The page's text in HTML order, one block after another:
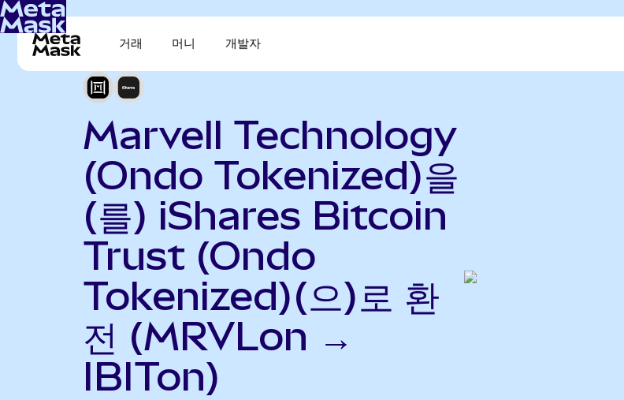
거래 머니 개발자
Marvell Technology
(Ondo Tokenized)을
(를) iShares Bitcoin
Trust (Ondo
Tokenized)(으)로 환
전 (MRVLon →
IBITon)